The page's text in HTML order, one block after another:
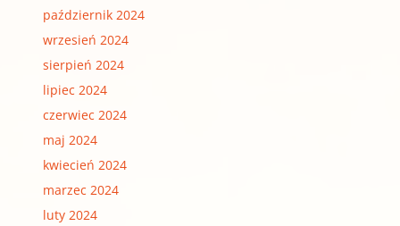
październik 2024
wrzesień 2024
sierpień 2024
lipiec 2024
czerwiec 2024
maj 2024
kwiecień 2024
marzec 2024
luty 2024